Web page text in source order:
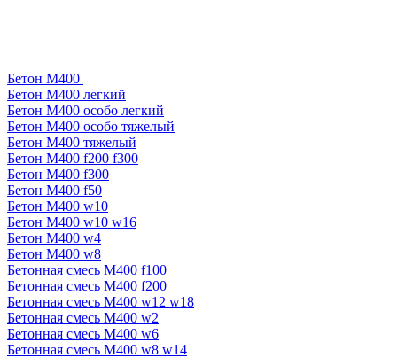
Бетон М400
Бетон М400 легкий
Бетон М400 особо легкий
Бетон М400 особо тяжелый
Бетон М400 тяжелый
Бетон М400 f200 f300
Бетон М400 f300
Бетон М400 f50
Бетон М400 w10
Бетон М400 w10 w16
Бетон М400 w4
Бетон М400 w8
Бетонная смесь М400 f100
Бетонная смесь М400 f200
Бетонная смесь М400 w12 w18
Бетонная смесь М400 w2
Бетонная смесь М400 w6
Бетонная смесь М400 w8 w14